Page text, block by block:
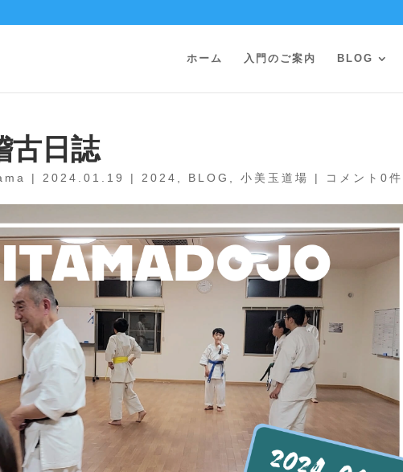
ホーム 入門のご案内 BLOG
古日誌
| 2024.01.19 | 2024 BLOG 小美玉道場 | コメント0件